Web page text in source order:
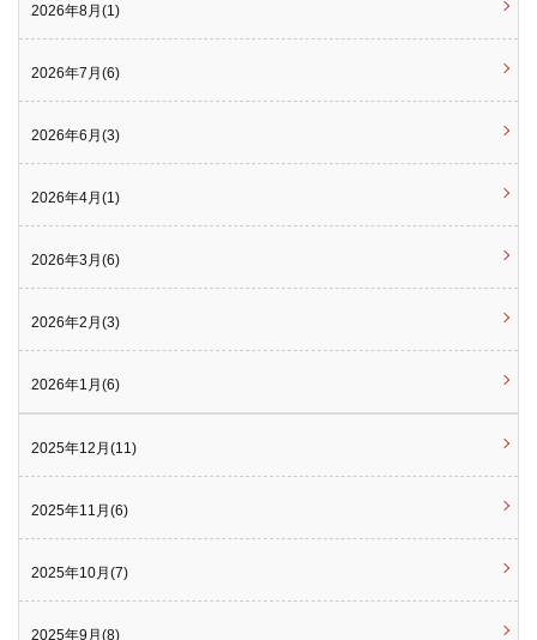
2026年8月(1)
2026年7月(6)
2026年6月(3)
2026年4月(1)
2026年3月(6)
2026年2月(3)
2026年1月(6)
2025年12月(11)
2025年11月(6)
2025年10月(7)
2025年9月(8)